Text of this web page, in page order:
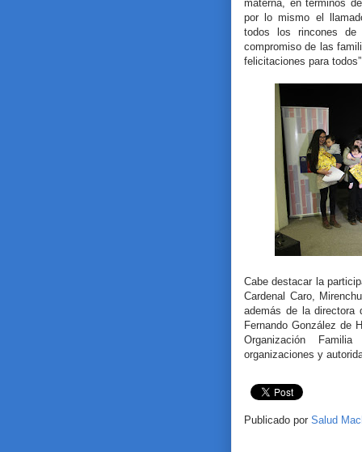
materna, en términos
por lo mismo el
todos los rincones de
compromiso de las
felicitaciones para
Cabe destacar la
Cardenal Caro,
además de la directora
Fernando González de
Organización
organizaciones y
Publicado por Salud